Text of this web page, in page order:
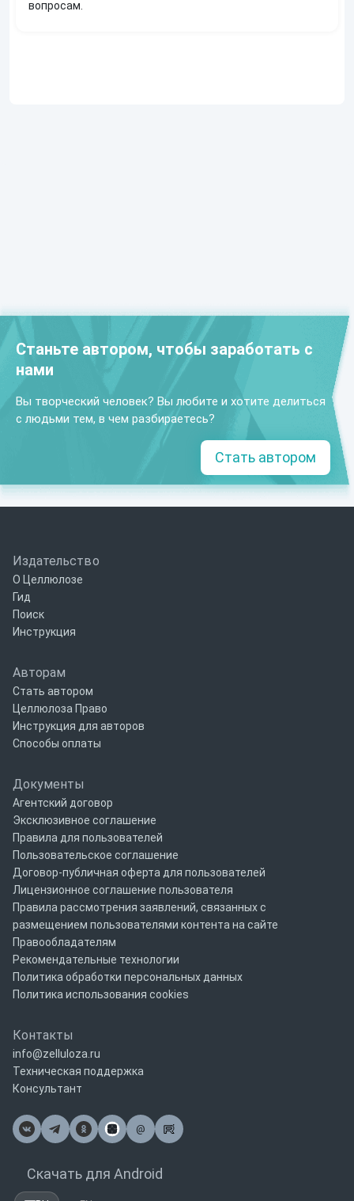
вопросам.
Станьте автором, чтобы заработать с
нами
Вы творческий человек? Вы любите и хотите делиться
с людьми тем, в чем разбираетесь?
Стать автором
Издательство
О Целлюлозе
Гид
Поиск
Инструкция
Авторам
Стать автором
Целлюлоза Право
Инструкция для авторов
Способы оплаты
Документы
Агентский договор
Эксклюзивное соглашение
Правила для пользователей
Пользовательское соглашение
Договор-публичная оферта для пользователей
Лицензионное соглашение пользователя
Правила рассмотрения заявлений, связанных с
размещением пользователями контента на сайте
Правообладателям
Рекомендательные технологии
Политика обработки персональных данных
Политика использования cookies
Контакты
info@zelluloza.ru
Техническая поддержка
Консультант
@
Почта
Скачать для Android